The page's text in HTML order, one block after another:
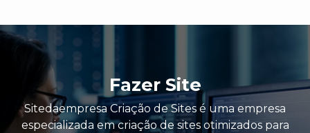
Fazer Site
Sitedaempresa Criação de Sites é uma empresa
especializada em criação de sites otimizados para